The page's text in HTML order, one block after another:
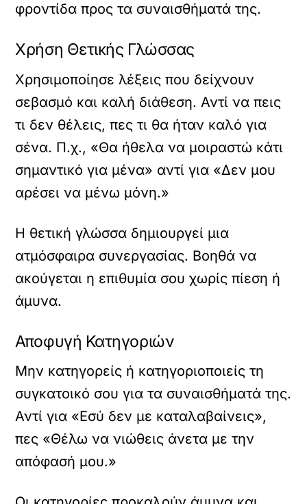
φροντίδα προς τα συναισθήματά της.
Χρήση Θετικής Γλώσσας
Χρησιμοποίησε λέξεις που δείχνουν
σεβασμό και καλή διάθεση. Αντί να πεις
τι δεν θέλεις, πες τι θα ήταν καλό για
σένα. Π.χ., «Θα ήθελα να μοιραστώ κάτι
σημαντικό για μένα» αντί για «Δεν μου
αρέσει να μένω μόνη.»
Η θετική γλώσσα δημιουργεί μια
ατμόσφαιρα συνεργασίας. Βοηθά να
ακούγεται η επιθυμία σου χωρίς πίεση ή
άμυνα.
Αποφυγή Κατηγοριών
Μην κατηγορείς ή κατηγοριοποιείς τη
συγκατοικό σου για τα συναισθήματά της.
Αντί για «Εσύ δεν με καταλαβαίνεις»,
πες «Θέλω να νιώθεις άνετα με την
απόφασή μου.»